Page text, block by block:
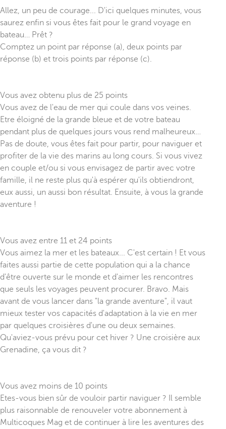
Allez, un peu de courage... D'ici quelques minutes, vous
saurez enfin si vous êtes fait pour le grand voyage en
bateau… Prêt ?
Comptez un point par réponse (a), deux points par
réponse (b) et trois points par réponse (c).
Vous avez obtenu plus de 25 points
Vous avez de l'eau de mer qui coule dans vos veines.
Etre éloigné de la grande bleue et de votre bateau
pendant plus de quelques jours vous rend malheureux…
Pas de doute, vous êtes fait pour partir, pour naviguer et
profiter de la vie des marins au long cours. Si vous vivez
en couple et/ou si vous envisagez de partir avec votre
famille, il ne reste plus qu'à espérer qu'ils obtiendront,
eux aussi, un aussi bon résultat. Ensuite, à vous la grande
aventure !
Vous avez entre 11 et 24 points
Vous aimez la mer et les bateaux... C'est certain ! Et vous
faites aussi partie de cette population qui a la chance
d'être ouverte sur le monde et d'aimer les rencontres
que seuls les voyages peuvent procurer. Bravo. Mais
avant de vous lancer dans "la grande aventure", il vaut
mieux tester vos capacités d'adaptation à la vie en mer
par quelques croisières d'une ou deux semaines.
Qu'aviez-vous prévu pour cet hiver ? Une croisière aux
Grenadine, ça vous dit ?
Vous avez moins de 10 points
Etes-vous bien sûr de vouloir partir naviguer ? Il semble
plus raisonnable de renouveler votre abonnement à
Multicoques Mag et de continuer à lire les aventures des